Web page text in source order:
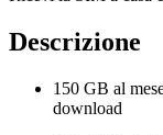
Descrizione
150 GB al
download